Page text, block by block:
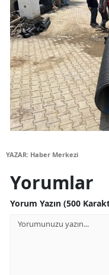
YAZAR: Haber Merkezi
Yorumlar
Yorum Yazın (500